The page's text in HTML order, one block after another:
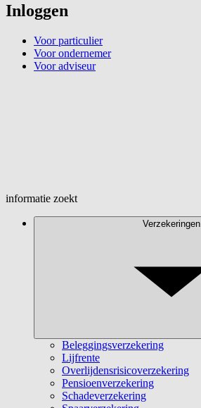
Inloggen
Voor particulier
Voor ondernemer
Voor adviseur
informatie zoekt
Verzekeringen
Beleggingsverzekering
Lijfrente
Overlijdensrisicoverzekering
Pensioenverzekering
Schadeverzekering